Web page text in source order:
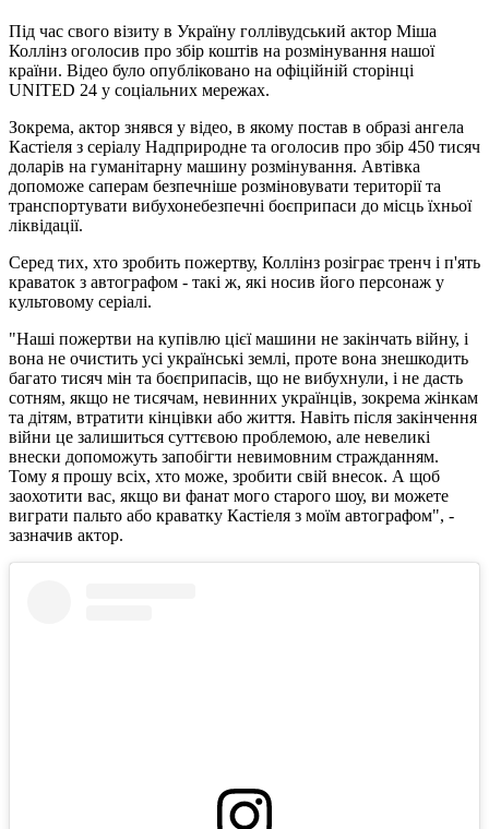
Під час свого візиту в Україну голлівудський актор Міша
Коллінз оголосив про збір коштів на розмінування нашої
країни. Відео було опубліковано на офіційній сторінці
UNITED 24 у соціальних мережах.
Зокрема, актор знявся у відео, в якому постав в образі ангела
Кастіеля з серіалу Надприродне та оголосив про збір 450 тисяч
доларів на гуманітарну машину розмінування. Автівка
допоможе саперам безпечніше розміновувати території та
транспортувати вибухонебезпечні боєприпаси до місць їхньої
ліквідації.
Серед тих, хто зробить пожертву, Коллінз розіграє тренч і п'ять
краваток з автографом - такі ж, які носив його персонаж у
культовому серіалі.
"Наші пожертви на купівлю цієї машини не закінчать війну, і
вона не очистить усі українські землі, проте вона знешкодить
багато тисяч мін та боєприпасів, що не вибухнули, і не дасть
сотням, якщо не тисячам, невинних українців, зокрема жінкам
та дітям, втратити кінцівки або життя. Навіть після закінчення
війни це залишиться суттєвою проблемою, але невеликі
внески допоможуть запобігти невимовним стражданням.
Тому я прошу всіх, хто може, зробити свій внесок. А щоб
заохотити вас, якщо ви фанат мого старого шоу, ви можете
виграти пальто або краватку Кастіеля з моїм автографом", -
зазначив актор.